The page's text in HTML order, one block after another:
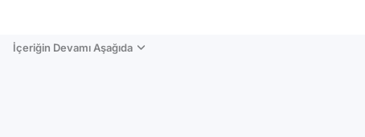
İçeriğin Devamı Aşağıda